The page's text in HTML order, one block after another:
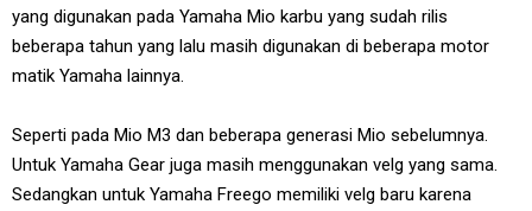
yang digunakan pada Yamaha Mio karbu yang sudah rilis
beberapa tahun yang lalu masih digunakan di beberapa motor
matik Yamaha lainnya.
Seperti pada Mio M3 dan beberapa generasi Mio sebelumnya.
Untuk Yamaha Gear juga masih menggunakan velg yang sama.
Sedangkan untuk Yamaha Freego memiliki velg baru karena